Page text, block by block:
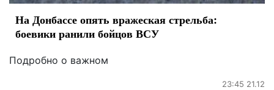
На Донбассе опять вражеская стрельба:
боевики ранили бойцов ВСУ
Подробно о важном
23:45 21.12